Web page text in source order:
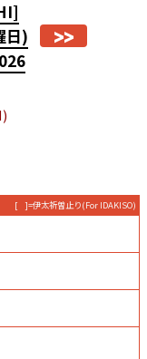
日)
>>
[ ]=伊太祈曽止り(For IDAKISO)